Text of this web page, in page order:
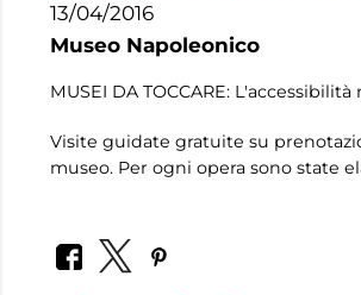
13/04/2016
Museo Napoleonico
MUSEI DA TOCCARE:
Visite guidate gratuite su
museo. Per ogni opera sono state